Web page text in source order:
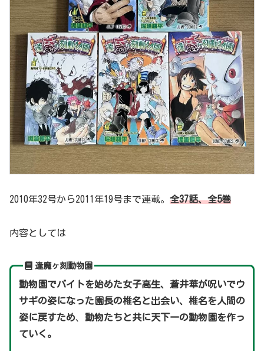
2010年32号から2011年19号まで連載。 全37話、全5巻
内容としては
逢魔ヶ刻動物園
動物園でバイトを始めた女子高生、蒼井華が呪いでウ
サギの姿になった園長の椎名と出会い、椎名を人間の
姿に戻すため、 動物たちと共に天下一の動物園を作っ
ていく。